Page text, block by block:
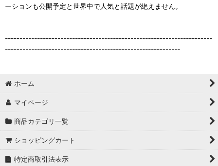
ーションも公開予定と世界中で人気と話題が絶えません。
-----------------------------------------------------------------------
------------------------------------------------------------
ホーム
マイページ
商品カテゴリ一覧
ショッピングカート
特定商取引法表示